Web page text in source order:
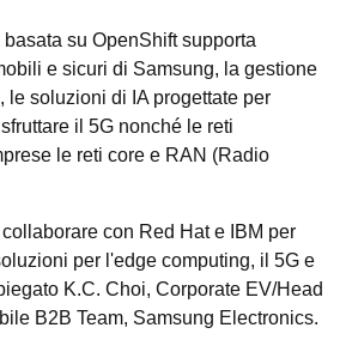
su OpenShift supporta
e sicuri di Samsung, la gestione
le soluzioni di IA progettate per
il 5G nonché le reti
le reti core e RAN (Radio
con Red Hat e IBM per
per l'edge computing, il 5G e
K.C. Choi, Corporate EV/Head
B2B Team, Samsung Electronics.